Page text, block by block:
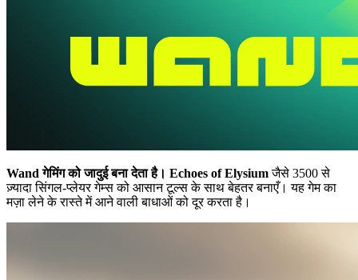
Wand गेमिंग को जादुई बना देता है। Echoes of Elysiumजैसे 3500 से
ज़्यादा सिंगल-प्लेयर गेम्स को आसान टूल्स के साथ बेहतर बनाएँ। यह गेम का
मज़ा लेने के रास्ते में आने वाली बाधाओं को दूर करता है।